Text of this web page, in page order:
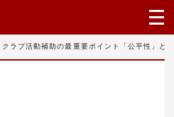
クラブ活動補助の最重要ポイント「公平性」と